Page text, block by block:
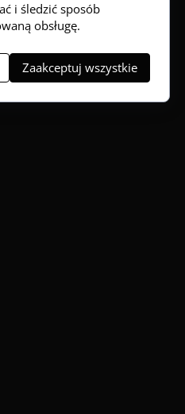
i śledzić sposób
obsługę.
Zaakceptuj wszystkie